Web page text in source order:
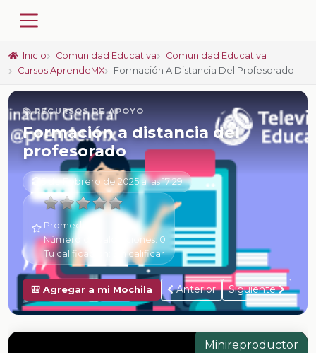
Inicio Comunidad Educativa
Comunidad Educativa
Cursos AprendeMX
Formación A Distancia Del Profesorado
📚 RECURSOS DE APOYO
Formación a distancia del
profesorado
6 de Febrero de 2025 a las 17:29
Promedio:
Número de valoraciones: 0
Tu calificación:
Sin calificar
🎒 Agregar a mi Mochila Anterior Siguiente
Minireproductor